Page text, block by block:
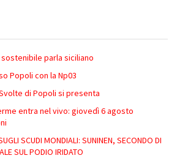
parla siciliano
Popoli con la Np03
di Popoli si presenta
entra nel vivo: giovedì 6 agosto
SCUDI MONDIALI: SUNINEN, SECONDO DI
SUL PODIO IRIDATO